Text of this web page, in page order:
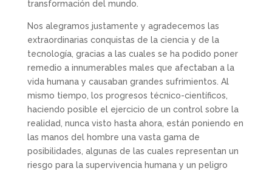
transformación del mundo.
Nos alegramos justamente y agradecemos las
extraordinarias conquistas de la ciencia y de la
tecnología, gracias a las cuales se ha podido poner
remedio a innumerables males que afectaban a la
vida humana y causaban grandes sufrimientos. Al
mismo tiempo, los progresos técnico-científicos,
haciendo posible el ejercicio de un control sobre la
realidad, nunca visto hasta ahora, están poniendo en
las manos del hombre una vasta gama de
posibilidades, algunas de las cuales representan un
riesgo para la supervivencia humana y un peligro